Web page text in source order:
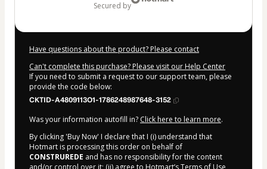
secured by
Have questions about the product? Please contact
Can't complete this purchase? Please visit our Help Center
If you need to submit a request to our support team, please
provide the code below:
CKTID-A4809113O1-1786248987648-3152
Was your information autofill in? Click here to learn more.
By clicking 'Buy Now' I declare that I (i) understand that
Hotmart is processing this order on behalf of
CONSTRUREDE and has no responsibility for the content